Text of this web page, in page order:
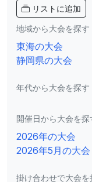
リストに追加
地域から大会を探す
東海の大会
静岡県の大会
年代から大会を探す
開催日から大会を探
2026年の大会
2026年5月の大会
掛け合わせで大会を